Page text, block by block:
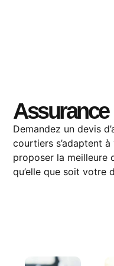
Demandez undevis
courtiers s’adaptent
proposer la meilleure
qu’elle que soit votre